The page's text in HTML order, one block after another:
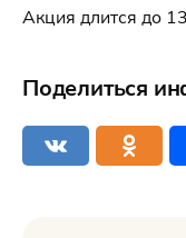
Акция длится до
Поделиться